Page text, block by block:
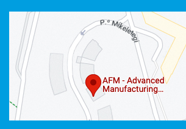
Redirigiendo a